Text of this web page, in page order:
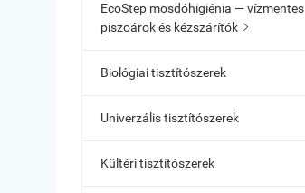
EcoStep mosdóhigiénia — vízmentes
piszoárok és kézszárítók 
Biológiai tisztítószerek
Univerzális tisztítószerek
Kültéri tisztítószerek